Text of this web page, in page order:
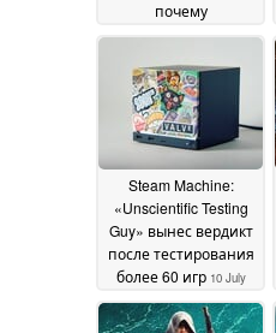
почему
исчезновение
приводит к
сокращению
количества
выгодных
предложений15 July
2026
Steam Machine:
«Unscientific Testing
Guy» вынес вердикт
после тестирования
более 60 игр 10 July
2026